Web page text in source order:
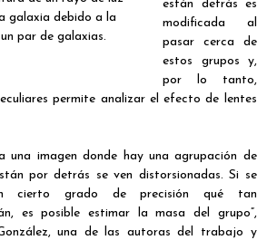
galaxia debido a la
par de galaxias.
están detrás es
modificada al
pasar cerca de
estos grupos y,
por lo tanto,
permite analizar el efecto de lentes
una imagen donde hay una agrupación de
por detrás se ven distorsionadas. Si se
cierto grado de precisión qué tan
es posible estimar la masa del grupo”,
una de las autoras del trabajo y